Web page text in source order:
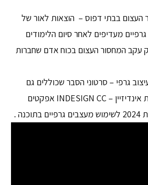
העצום בבתי דפוס – הוצאות לאור של
מעדיפים לאחר סיום הלימודים
עקב המחסור העצום בכוח אדם שחברות
גרפי – סרטוני הסבר שכוללים גם
שיעורי דוגמה בתוכנת אינדיזיין – INDESIGN CC אפקטים
.